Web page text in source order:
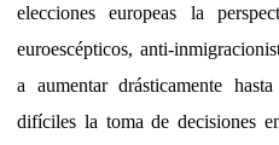
elecciones europeas la
euroescépticos, anti-
a aumentar drásticamente
difíciles la toma de decisiones